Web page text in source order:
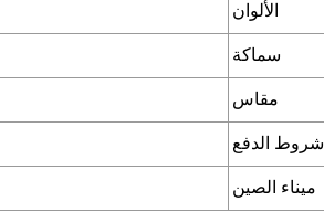
الألوان
سماكة
مقاس
شروط الدفع
ميناء الصين